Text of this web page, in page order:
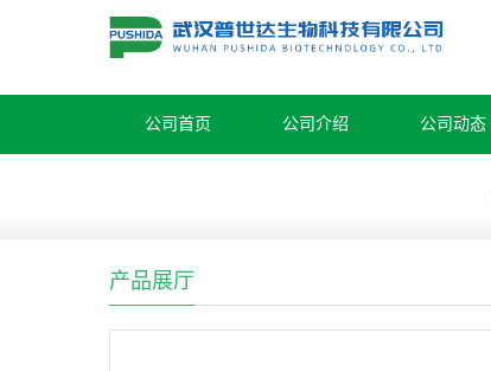
公司首页 公司介绍 公司动态
产品展厅